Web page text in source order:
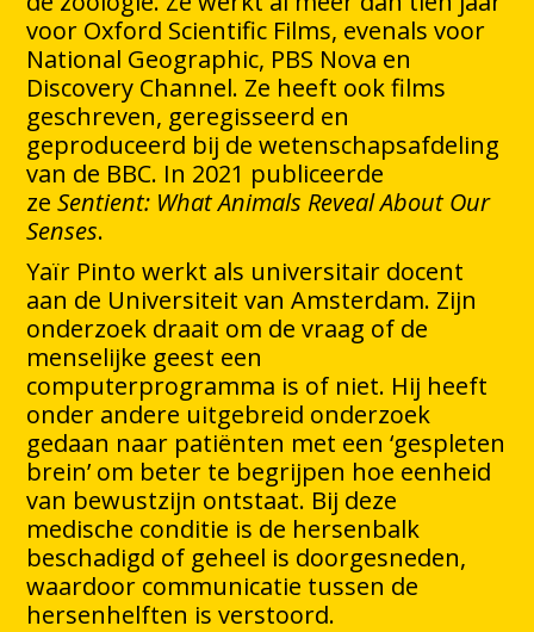
voor Oxford Scientific Films, evenals voor
National Geographic, PBS Nova en
Discovery Channel. Ze heeft ook films
geschreven, geregisseerd en
geproduceerd bij de wetenschapsafdeling
van de BBC. In 2021 publiceerde
zeSentient: What Animals Reveal About Our
Senses.
Yaïr Pinto werkt als universitair docent
aan de Universiteit van Amsterdam. Zijn
onderzoek draait om de vraag of de
menselijke geest een
computerprogramma is of niet. Hij heeft
onder andere uitgebreid onderzoek
gedaan naar patiënten met een ‘gespleten
brein’ om beter te begrijpen hoe eenheid
van bewustzijn ontstaat. Bij deze
medische conditie is de hersenbalk
beschadigd of geheel is doorgesneden,
waardoor communicatie tussen de
hersenhelften is verstoord.